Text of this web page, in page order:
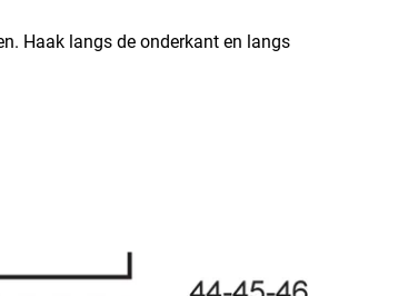
Haak langs de onderkant en langs